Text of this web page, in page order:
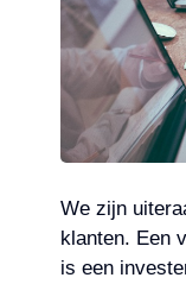
We zijn
klanten. Een
is een